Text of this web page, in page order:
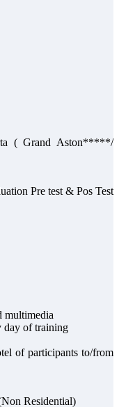
( Grand Aston*****/
Pre test & Pos Test
multimedia
day of training
of participants to/from
Residential)